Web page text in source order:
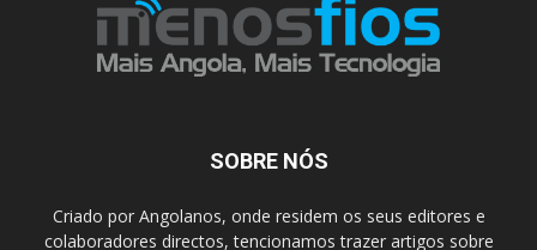
SOBRE NÓS
Criado por Angolanos, onde residem os seus editores e
colaboradores directos, tencionamos trazer artigos sobre